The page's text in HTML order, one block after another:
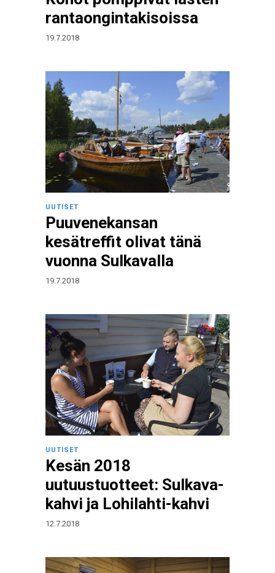
rantaongintakisoissa
19.7.2018
UUTISET
Puuvenekansan
kesätreffit olivat tänä
vuonna Sulkavalla
19.7.2018
UUTISET
Kesän 2018
uutuustuotteet: Sulkava-
kahvi ja Lohilahti-kahvi
12.7.2018